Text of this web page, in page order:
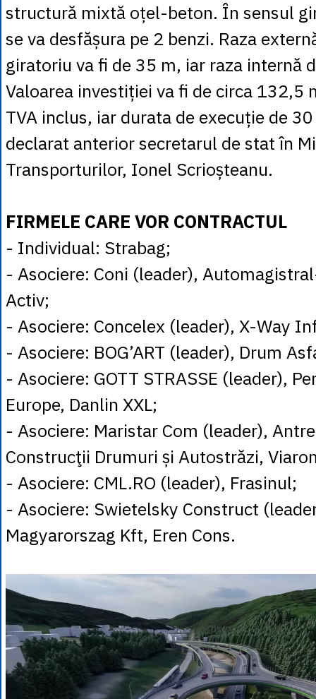
structură mixtă oțel-beton. În sensul
se va desfășura pe 2 benzi. Raza
giratoriu va fi de 35 m, iar raza internă
Valoarea investiției va fi de circa 132,5
TVA inclus, iar durata de execuție de
declarat anterior secretarul de stat în
Transporturilor, Ionel Scrioșteanu.
FIRMELE CARE VOR CONTRACTUL
- Individual: Strabag;
- Asociere: Coni (leader),
Activ;
- Asociere: Concelex (leader), X-Way
- Asociere: BOG’ART (leader), Drum
- Asociere: GOTT STRASSE (leader),
Europe, Danlin XXL;
- Asociere: Maristar Com (leader),
Construcţii Drumuri și Autostrăzi,
- Asociere: CML.RO (leader), Frasinul;
- Asociere: Swietelsky Construct
Magyarorszag Kft, Eren Cons.